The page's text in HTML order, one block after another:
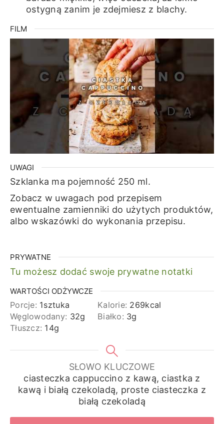
ostygną zanim je zdejmiesz z blachy.
FILM
UWAGI
Szklanka ma pojemność 250 ml.
Zobacz w uwagach pod przepisem
ewentualne zamienniki do użytych produktów,
albo wskazówki do wykonania przepisu.
PRYWATNE
Tu możesz dodać swoje prywatne notatki
WARTOŚCI ODŻYWCZE
Porcje: 1sztuka Kalorie: 269kcal
Węglowodany: 32g Białko: 3g
Tłuszcz: 14g
SŁOWO KLUCZOWE
ciasteczka cappuccino z kawą, ciastka z
kawą i białą czekoladą, proste ciasteczka z
białą czekoladą